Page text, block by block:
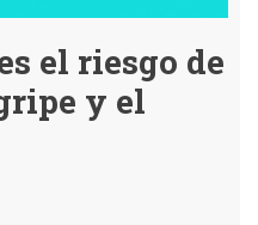
el riesgo de
y el